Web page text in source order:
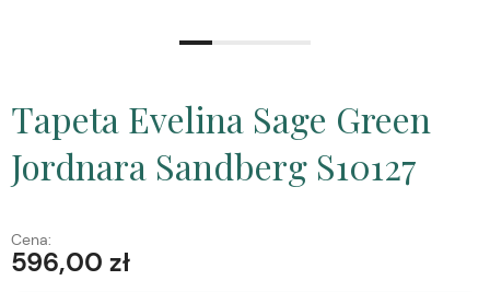
Tapeta Evelina Sage Green
Jordnara Sandberg S10127
Cena:
596,00 zł